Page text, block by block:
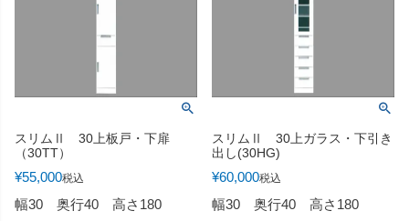
スリムⅡ 30上板戸・下扉
（30TT）
¥55,000税込
幅30 奥行40 高さ180
スリムⅡ 30上ガラス・下引き
出し(30HG)
¥60,000税込
幅30 奥行40 高さ180